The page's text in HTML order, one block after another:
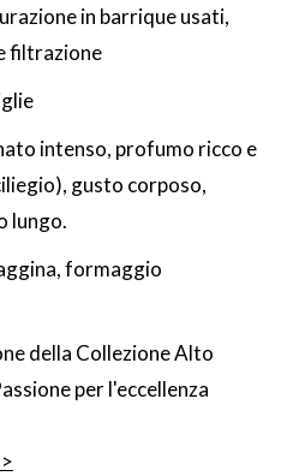
in barrique usati,
filtrazione
intenso, profumo ricco e
gusto corposo,
lungo.
formaggio
della Collezione Alto
per l'eccellenza